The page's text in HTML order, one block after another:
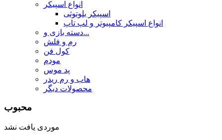
انواع اسپیکر
اسپیکر بلوتوثی
انواع اسپیکر کامپیوتر و لپ تاپ
دسته بازی و...
رم و فلش
کول فن
مودم
پد موس
هاب و رم ریدر
محصولات دیگر
محبوب
موردی یافت نشد